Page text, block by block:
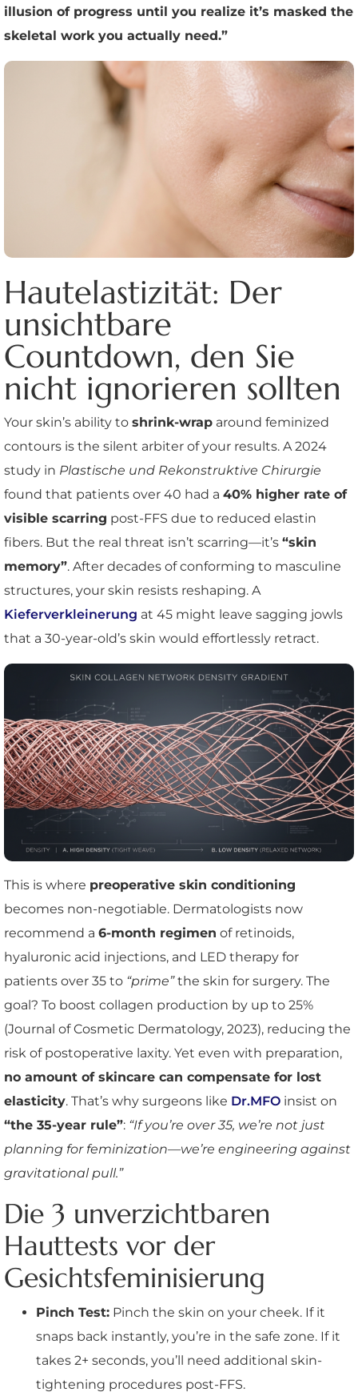
illusion of progress until you realize it’s masked the
skeletal work you actually need.”
Hautelastizität: Der
unsichtbare
Countdown, den Sie
nicht ignorieren sollten
Your skin’s ability to shrink-wrap around feminized
contours is the silent arbiter of your results. A 2024
study in Plastische und Rekonstruktive Chirurgie
found that patients over 40 had a 40% higher rate of
visible scarring post-FFS due to reduced elastin
fibers. But the real threat isn’t scarring—it’s “skin
memory”. After decades of conforming to masculine
structures, your skin resists reshaping. A
Kieferverkleinerung at 45 might leave sagging jowls
that a 30-year-old’s skin would effortlessly retract.
This is where preoperative skin conditioning
becomes non-negotiable. Dermatologists now
recommend a 6-month regimen of retinoids,
hyaluronic acid injections, and LED therapy for
patients over 35 to “prime”the skin for surgery. The
goal? To boost collagen production by up to 25%
(Journal of Cosmetic Dermatology, 2023), reducing the
risk of postoperative laxity. Yet even with preparation,
no amount of skincare can compensate for lost
elasticity. That’s why surgeons like Dr.MFO insist on
“the 35-year rule”: “If you’re over 35, we’re not just
planning for feminization—we’re engineering against
gravitational pull.”
Die 3 unverzichtbaren
Hauttests vor der
Gesichtsfeminisierung
Pinch Test: Pinch the skin on your cheek. If it
snaps back instantly, you’re in the safe zone. If it
takes 2+ seconds, you’ll need additional skin-
tightening procedures post-FFS.